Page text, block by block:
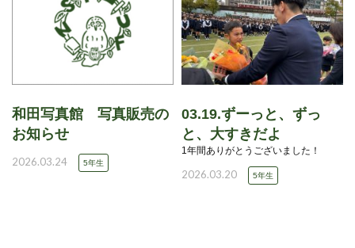
和田写真館 写真販売の
お知らせ
2026.03.24 5年生
03.19.ずーっと、ずっ
と、大すきだよ
1年間ありがとうございました！
2026.03.20 5年生